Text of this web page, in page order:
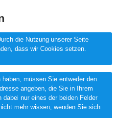
die Nutzung unserer Seite
dass wir Cookies setzen.
müssen Sie entweder den
angeben, die Sie in Ihrem
nur eines der beiden Felder
mehr wissen, wenden Sie sich